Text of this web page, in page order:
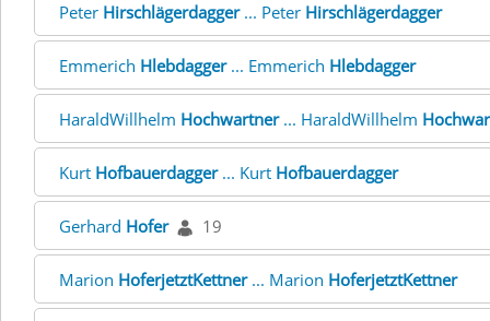
Peter Hirschlägerdagger... Peter Hirschlägerdagger
Emmerich Hlebdagger... Emmerich Hlebdagger
HaraldWillhelm Hochwartner... HaraldWillhelm
Kurt Hofbauerdagger... Kurt Hofbauerdagger
Gerhard Hofer 19
Marion HoferjetztKettner... Marion HoferjetztKettner